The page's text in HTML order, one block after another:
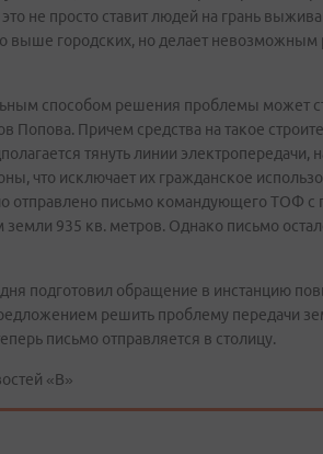
не просто ставит людей на грань
городских, но делает невозможным
способом решения проблемы может
Попова. Причем средства на такое
тянуть линии электропередачи,
что исключает их гражданское
письмо командующего ТОФ с
земли 935 кв. метров. Однако письмо
подготовил обращение в инстанцию
решить проблему передачи
письмо отправляется в столицу.
«В»